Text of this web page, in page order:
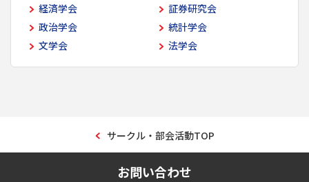
経済学会
証券研究会
政治学会
統計学会
文学会
法学会
サークル・部会活動TOP
お問い合わせ